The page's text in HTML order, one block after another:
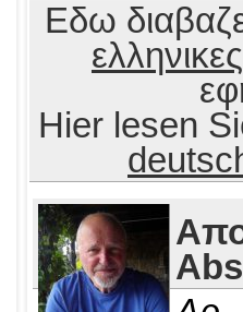
Εδω
ελληνικες
Hier lesen